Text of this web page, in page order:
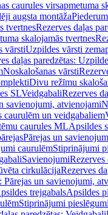
caurules virsapmetuma
augsta montāža
tvertnesRezerves daļas
skalojamās tvertnes
vārstiUzpildes vārsti
daļas paredzētas:
Noskalošanas vārsti
Divu režīmu
SLVeidgabaliRezerves
savienojumi, atvienojami
caurulēm un veidgabaliem
caurules MLApsildes
Pārejas un
caurulēmStiprinājumi
SavienojumiRezerves
cirkulācijaRezerves
Pārejas un savienojumi,
trejgabalsApsildes
Stiprinājumi